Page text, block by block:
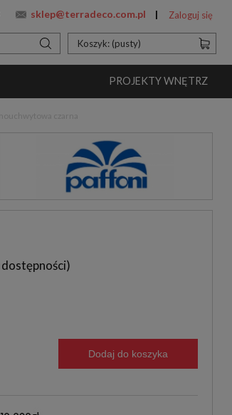
sklep@terradeco.com.pl Zaloguj się
Koszyk: (pusty)
PROJEKTY WNĘTRZ
Dodaj do koszyka